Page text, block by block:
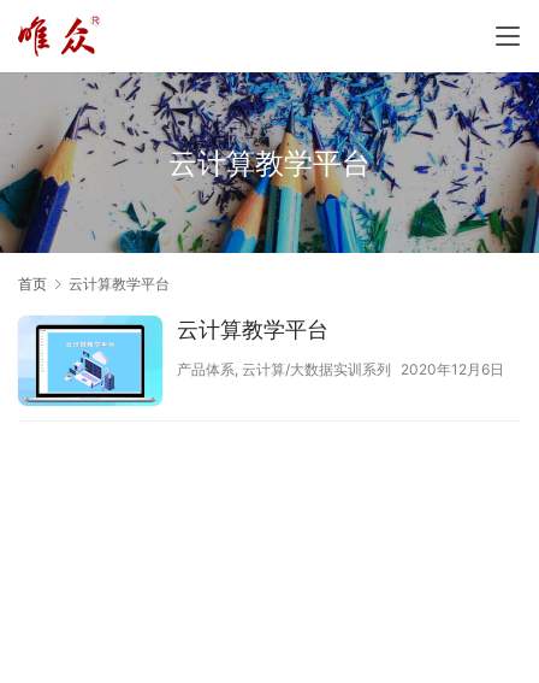
云计算教学平台
首页 云计算教学平台
云计算教学平台
产品体系, 云计算/大数据实训系列 2020年12月6日